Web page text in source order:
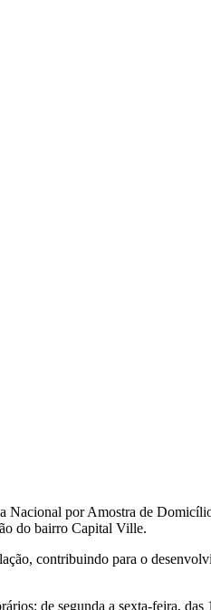
por Amostra de
do bairro Capital Ville.
contribuindo para o
de segunda a sexta-feira, das